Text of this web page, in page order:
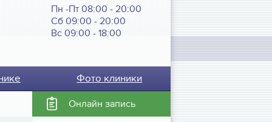
Пн -Пт 08:00 - 20:00
Сб 09:00 - 20:00
Вс 09:00 - 18:00
Фото клиники
Онлайн запись